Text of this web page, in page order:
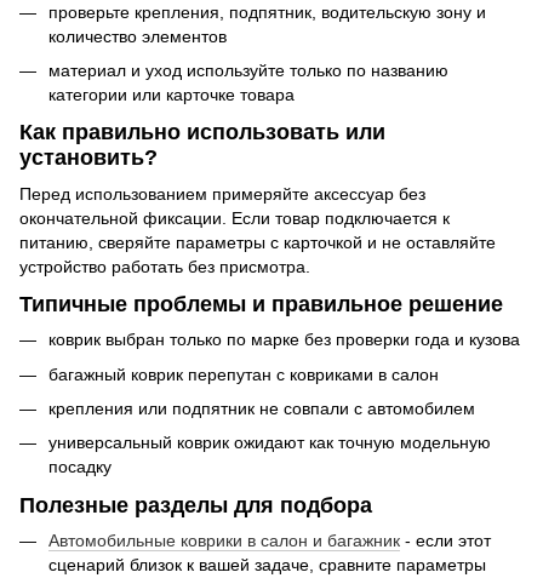
проверьте крепления, подпятник, водительскую зону и
количество элементов
материал и уход используйте только по названию
категории или карточке товара
Как правильно использовать или
установить?
Перед использованием примеряйте аксессуар без
окончательной фиксации. Если товар подключается к
питанию, сверяйте параметры с карточкой и не оставляйте
устройство работать без присмотра.
Типичные проблемы и правильное решение
коврик выбран только по марке без проверки года и кузова
багажный коврик перепутан с ковриками в салон
крепления или подпятник не совпали с автомобилем
универсальный коврик ожидают как точную модельную
посадку
Полезные разделы для подбора
Автомобильные коврики в салон и багажник - если этот
сценарий близок к вашей задаче, сравните параметры